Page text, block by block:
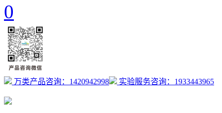
0
万类产品咨询：1420942998 实验服务咨询：1933443965